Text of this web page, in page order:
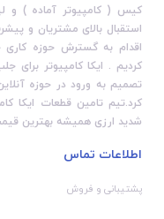
کیس ( کامپیوتر آماده ) و
اقدام به گسترش حوزه کاری
تصمیم به ورود در حوزه
کرد.تیم تامین قطعات ایکا
شدید ارزی همیشه بهترین
اطلاعات تماس
پشتیبانی و فروش